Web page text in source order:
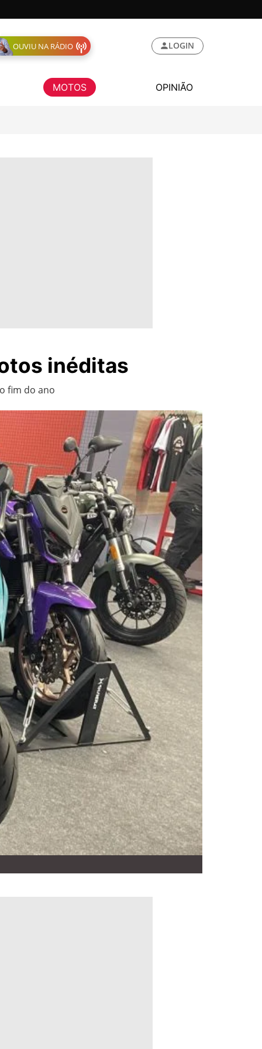
OUVIU NA RÁDIO LOGIN
MOTOS OPINIÃO
inéditas
fim do ano